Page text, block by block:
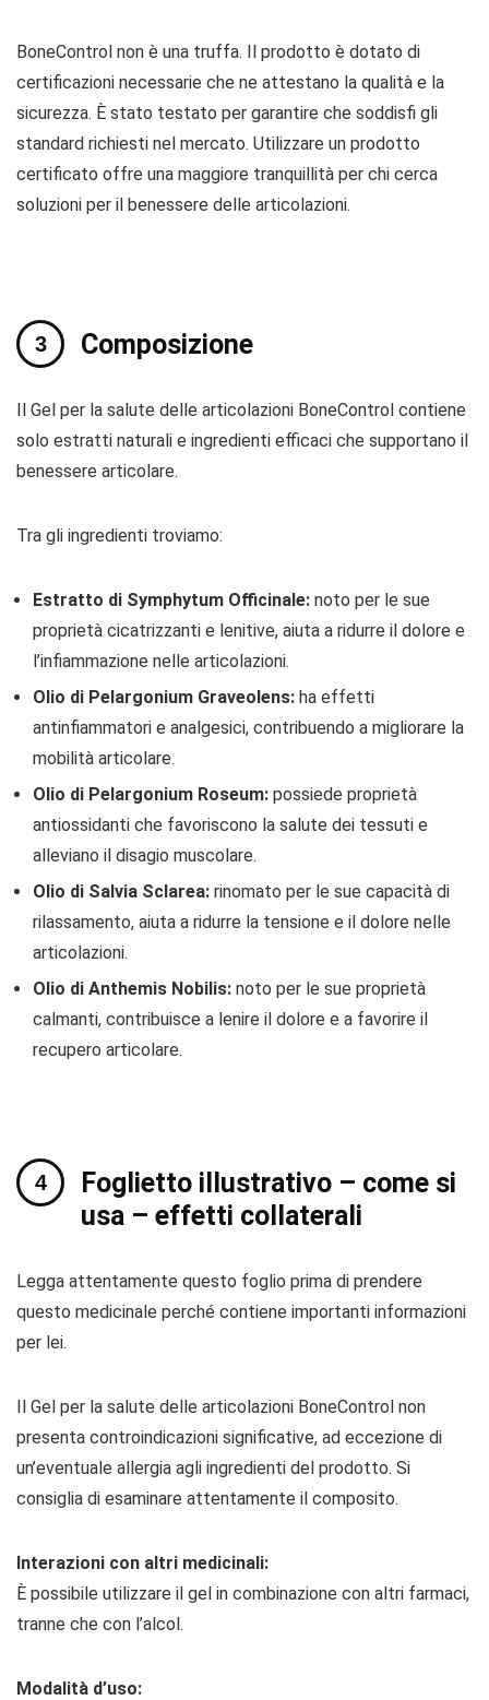
BoneControl non è una truffa. Il prodotto è dotato di
certificazioni necessarie che ne attestano la qualità e la
sicurezza. È stato testato per garantire che soddisfi gli
standard richiesti nel mercato. Utilizzare un prodotto
certificato offre una maggiore tranquillità per chi cerca
soluzioni per il benessere delle articolazioni.
Composizione
Il Gel per la salute delle articolazioni BoneControl contiene
solo estratti naturali e ingredienti efficaci che supportano il
benessere articolare.
Tra gli ingredienti troviamo:
Estratto di Symphytum Officinale: noto per le sue
proprietà cicatrizzanti e lenitive, aiuta a ridurre il dolore e
l’infiammazione nelle articolazioni.
Olio di Pelargonium Graveolens: ha effetti
antinfiammatori e analgesici, contribuendo a migliorare la
mobilità articolare.
Olio di Pelargonium Roseum: possiede proprietà
antiossidanti che favoriscono la salute dei tessuti e
alleviano il disagio muscolare.
Olio di Salvia Sclarea: rinomato per le sue capacità di
rilassamento, aiuta a ridurre la tensione e il dolore nelle
articolazioni.
Olio di Anthemis Nobilis: noto per le sue proprietà
calmanti, contribuisce a lenire il dolore e a favorire il
recupero articolare.
Foglietto illustrativo – come si
usa – effetti collaterali
Legga attentamente questo foglio prima di prendere
questo medicinale perché contiene importanti informazioni
per lei.
Il Gel per la salute delle articolazioni BoneControl non
presenta controindicazioni significative, ad eccezione di
un’eventuale allergia agli ingredienti del prodotto. Si
consiglia di esaminare attentamente il composito.
Interazioni con altri medicinali:
È possibile utilizzare il gel in combinazione con altri farmaci,
tranne che con l’alcol.
Modalità d’uso: